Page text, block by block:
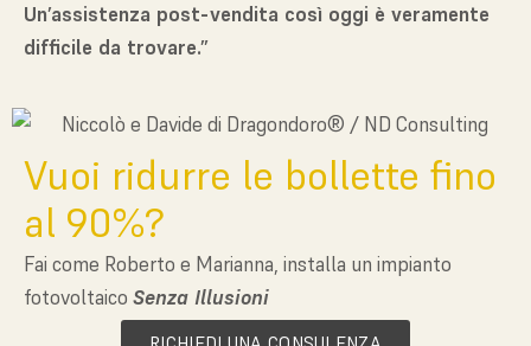
Un’assistenza post-vendita così oggi è veramente
difficile da trovare.”
Vuoi ridurre le bollette fino
al 90%?
Fai come Roberto e Marianna, installa un impianto
fotovoltaico Senza Illusioni